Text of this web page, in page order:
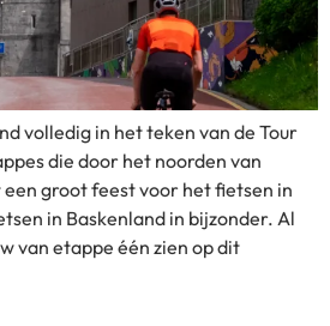
volledig in het teken van de Tour
die door het noorden van
groot feest voor het fietsen in
in Baskenland in bijzonder. Al
van etappe één zien op dit